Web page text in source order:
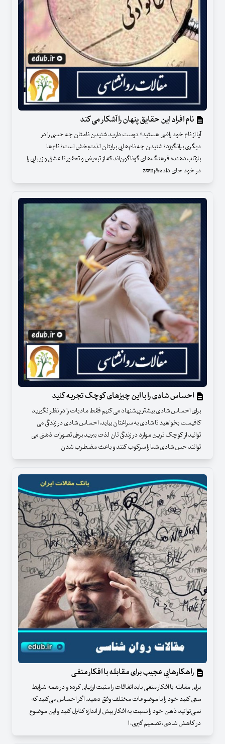
نام افراد این حقایق پنهان را آشکار می کند
آیا از نام خود راضی هستید؟ دوست دارید شنیدن نامتان چه حسی را در
دیگری برانگیزد؟ شنیدن چه نام‌هایی برایتان لذت‌بخش است؟ نام‌ها
بازتاب‌دهنده فرهنگ‌های گوناگون‌اند که از تبعیض و تحقیر تا عشق و زیبایی را
در خود جای داده&zwnj
احساس شادی را با این چیزهای کوچک تجربه کنید
برای احساس شادی بیشتر پیشنهاد می کنیم فقط مادیات را در نظر نگیرید
کافیست بخواهید تا شادی به سراغتان بیاید. احساس شادی در زندگی می
توانید از کوچک ترین موارد در زندگی تان لذت ببرید برخی تصورات ذهنی می
توانند حس شادی شما را سرکوب کنند و باعث مضطرب شدن
راهکار‌هایی عجیب برای مقابله با افکار منفی
برای مقابله با افکار منفی باید اتفاقات را مثبت ارزیابی کرده و در همه شرایط
سعی کنید خود را با موضوعات مختلف وفق دهید. اگر احساس می‌کنید که
نمی‌توانید ذهن خود را نسبت به افکار بیش از اندازه کنترل کنید و این موضوع
در کاهش شادی، تصمیم گیری، ا